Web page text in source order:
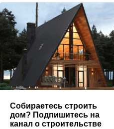
Собираетесь строить
дом? Подпишитесь на
канал о строительстве